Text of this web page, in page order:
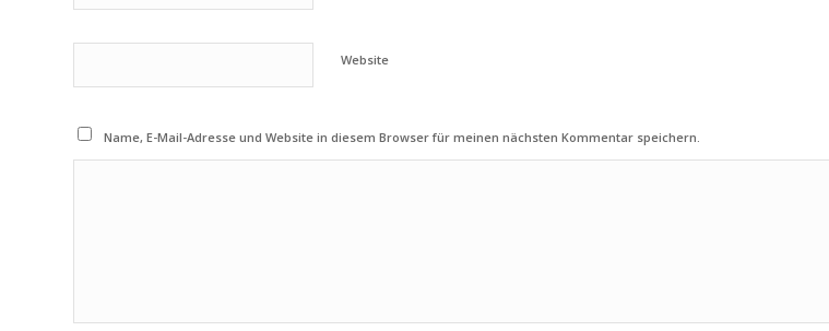
Website
Name, E-Mail-Adresse und Website in diesem Browser für meinen nächsten Kommentar speichern.